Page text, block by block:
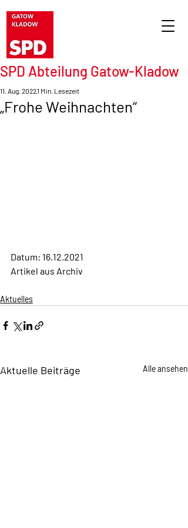
SPD Abteilung Gatow-Kladow
„Frohe Weihnachten“
11. Aug. 20221 Min. Lesezeit
Datum: 16.12.2021
Artikel aus Archiv
Aktuelles
Aktuelle Beiträge Alle ansehen